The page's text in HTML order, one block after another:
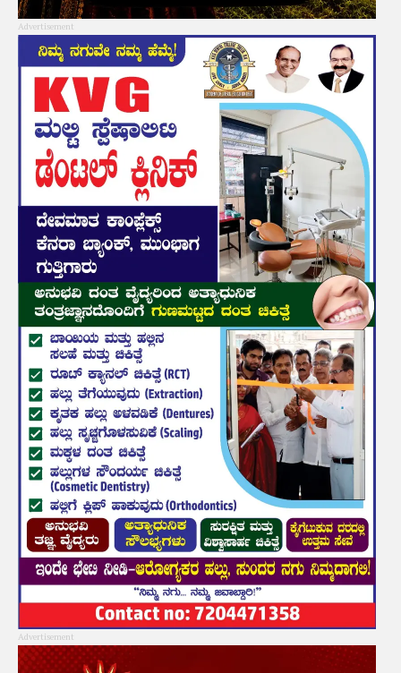
Advertisement
Advertisement